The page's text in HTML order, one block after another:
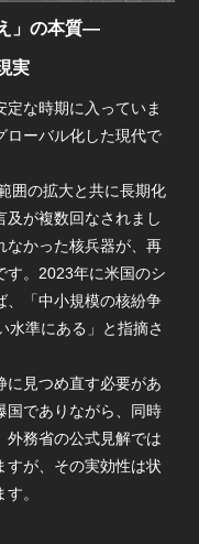
」の本質―
実
な時期に入っていま
ローバル化した現代で
囲の拡大と共に長期化
及が複数回なされまし
なかった核兵器が、再
す。2023年に米国のシ
、「中小規模の核紛争
水準にある」と指摘さ
に見つめ直す必要があ
国でありながら、同時
外務省の公式見解では
すが、その実効性は状
。